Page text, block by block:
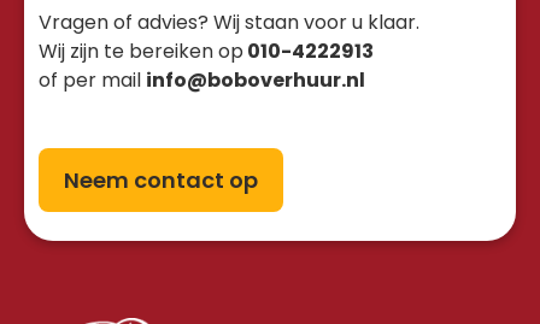
Vragen of advies? Wij staan voor u klaar.
Wij zijn te bereiken op 010-4222913
of per mail info@boboverhuur.nl
Neem contact op